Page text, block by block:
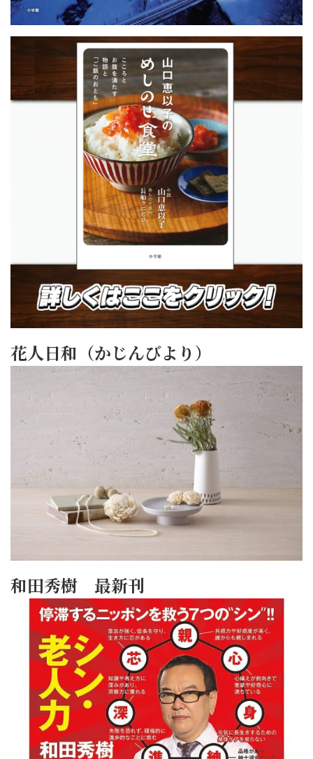
花人日和（かじんびより）
和田秀樹 最新刊